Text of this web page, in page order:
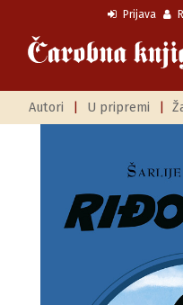
Prijava
Autori U pripremi